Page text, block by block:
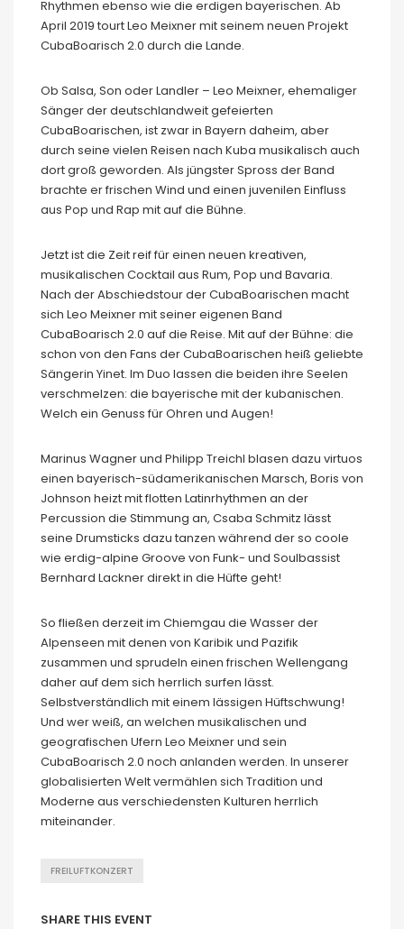
Rhythmen ebenso wie die erdigen bayerischen. Ab
April 2019 tourt Leo Meixner mit seinem neuen Projekt
CubaBoarisch 2.0 durch die Lande.
Ob Salsa, Son oder Landler – Leo Meixner, ehemaliger
Sänger der deutschlandweit gefeierten
CubaBoarischen, ist zwar in Bayern daheim, aber
durch seine vielen Reisen nach Kuba musikalisch auch
dort groß geworden. Als jüngster Spross der Band
brachte er frischen Wind und einen juvenilen Einfluss
aus Pop und Rap mit auf die Bühne.
Jetzt ist die Zeit reif für einen neuen kreativen,
musikalischen Cocktail aus Rum, Pop und Bavaria.
Nach der Abschiedstour der CubaBoarischen macht
sich Leo Meixner mit seiner eigenen Band
CubaBoarisch 2.0 auf die Reise. Mit auf der Bühne: die
schon von den Fans der CubaBoarischen heiß geliebte
Sängerin Yinet. Im Duo lassen die beiden ihre Seelen
verschmelzen: die bayerische mit der kubanischen.
Welch ein Genuss für Ohren und Augen!
Marinus Wagner und Philipp Treichl blasen dazu virtuos
einen bayerisch-südamerikanischen Marsch, Boris von
Johnson heizt mit flotten Latinrhythmen an der
Percussion die Stimmung an, Csaba Schmitz lässt
seine Drumsticks dazu tanzen während der so coole
wie erdig-alpine Groove von Funk- und Soulbassist
Bernhard Lackner direkt in die Hüfte geht!
So fließen derzeit im Chiemgau die Wasser der
Alpenseen mit denen von Karibik und Pazifik
zusammen und sprudeln einen frischen Wellengang
daher auf dem sich herrlich surfen lässt.
Selbstverständlich mit einem lässigen Hüftschwung!
Und wer weiß, an welchen musikalischen und
geografischen Ufern Leo Meixner und sein
CubaBoarisch 2.0 noch anlanden werden. In unserer
globalisierten Welt vermählen sich Tradition und
Moderne aus verschiedensten Kulturen herrlich
miteinander.
FREILUFTKONZERT
SHARE THIS EVENT